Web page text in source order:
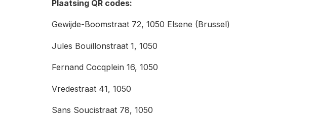
Plaatsing QR codes:
Gewijde-Boomstraat 72, 1050 Elsene (Brussel)
Jules Bouillonstraat 1, 1050
Fernand Cocqplein 16, 1050
Vredestraat 41, 1050
Sans Soucistraat 78, 1050